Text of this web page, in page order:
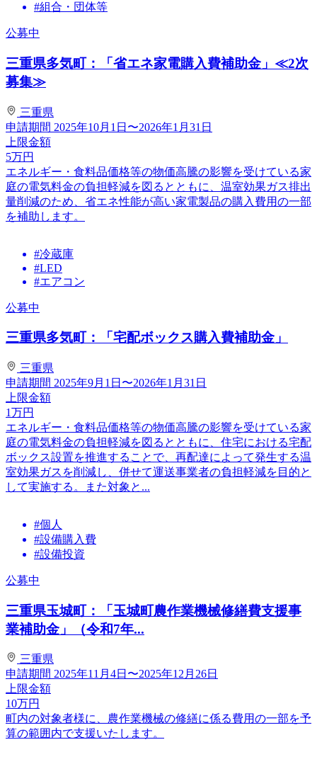
#組合・団体等
公募中
三重県多気町：「省エネ家電購入費補助金」≪2次
募集≫
三重県
申請期間 2025年10月1日〜2026年1月31日
上限金額
5万円
エネルギー・食料品価格等の物価高騰の影響を受けている家
庭の電気料金の負担軽減を図るとともに、温室効果ガス排出
量削減のため、省エネ性能が高い家電製品の購入費用の一部
を補助します。
#冷蔵庫
#LED
#エアコン
公募中
三重県多気町：「宅配ボックス購入費補助金」
三重県
申請期間 2025年9月1日〜2026年1月31日
上限金額
1万円
エネルギー・食料品価格等の物価高騰の影響を受けている家
庭の電気料金の負担軽減を図るとともに、住宅における宅配
ボックス設置を推進することで、再配達によって発生する温
室効果ガスを削減し、併せて運送事業者の負担軽減を目的と
して実施する。また対象と...
#個人
#設備購入費
#設備投資
公募中
三重県玉城町：「玉城町農作業機械修繕費支援事
業補助金」（令和7年...
三重県
申請期間 2025年11月4日〜2025年12月26日
上限金額
10万円
町内の対象者様に、農作業機械の修繕に係る費用の一部を予
算の範囲内で支援いたします。